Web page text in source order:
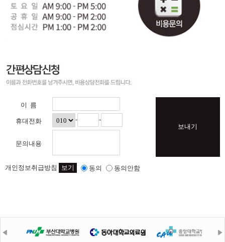
이 름
휴대전화 - -
문의내용
보내기
개인정보취급방침 보기 동의 동의안함